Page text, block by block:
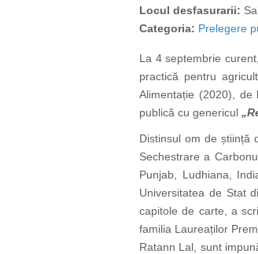
Locul desfasurarii:
Categoria: Prelegere
La 4 septembrie
practică pentru
Alimentație (2020), de
publică cu genericul
Distinsul om de știință
Sechestrare a
Punjab, Ludhiana,
Universitatea de Stat
capitole de carte, a
familia Laureaților
Ratann Lal, sunt